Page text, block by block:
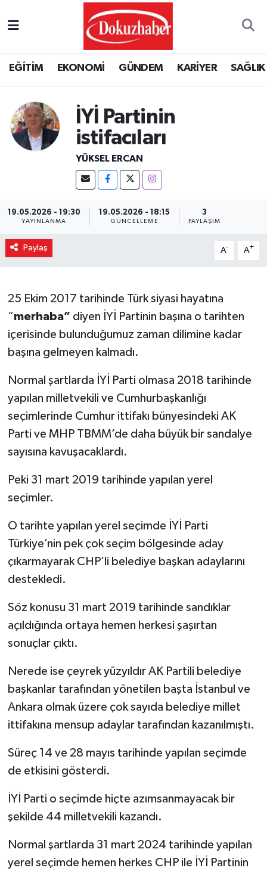
EĞİTİM EKONOMİ GÜNDEM KARİYER SAĞLIK
İYİ Partinin
istifacıları
YÜKSEL ERCAN
19.05.2026 - 19:30
YAYINLANMA
19.05.2026 - 18:15
GÜNCELLEME
3
PAYLAŞIM
Paylaş A- A+
25 Ekim 2017 tarihinde Türk siyasi hayatına
“merhaba” diyen İYİ Partinin başına o tarihten
içerisinde bulunduğumuz zaman dilimine kadar
başına gelmeyen kalmadı.
Normal şartlarda İYİ Parti olmasa 2018 tarihinde
yapılan milletvekili ve Cumhurbaşkanlığı
seçimlerinde Cumhur ittifakı bünyesindeki AK
Parti ve MHP TBMM’de daha büyük bir sandalye
sayısına kavuşacaklardı.
Peki 31 mart 2019 tarihinde yapılan yerel
seçimler.
O tarihte yapılan yerel seçimde İYİ Parti
Türkiye’nin pek çok seçim bölgesinde aday
çıkarmayarak CHP’li belediye başkan adaylarını
destekledi.
Söz konusu 31 mart 2019 tarihinde sandıklar
açıldığında ortaya hemen herkesi şaşırtan
sonuçlar çıktı.
Nerede ise çeyrek yüzyıldır AK Partili belediye
başkanlar tarafından yönetilen başta İstanbul ve
Ankara olmak üzere çok sayıda belediye millet
ittifakına mensup adaylar tarafından kazanılmıştı.
Süreç 14 ve 28 mayıs tarihinde yapılan seçimde
de etkisini gösterdi.
İYİ Parti o seçimde hiçte azımsanmayacak bir
şekilde 44 milletvekili kazandı.
Normal şartlarda 31 mart 2024 tarihinde yapılan
yerel seçimde hemen herkes CHP ile İYİ Partinin
Puan Durumu ve Fikstür
Tüm Manşetler